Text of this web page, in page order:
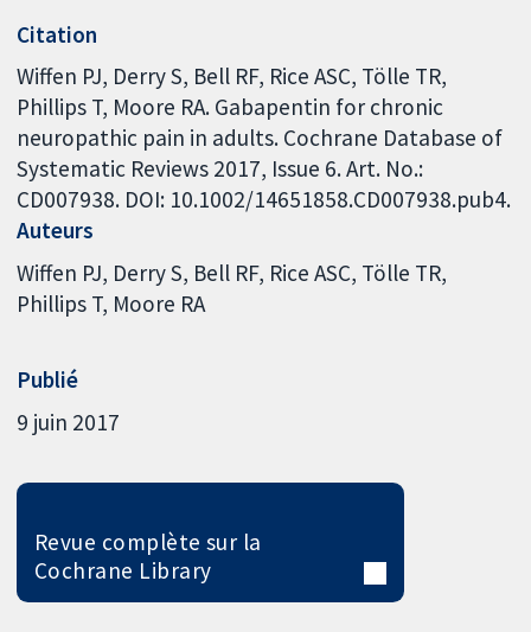
Citation
Wiffen PJ, Derry S, Bell RF, Rice ASC, Tölle TR,
Phillips T, Moore RA. Gabapentin for chronic
neuropathic pain in adults. Cochrane Database of
Systematic Reviews 2017, Issue 6. Art. No.:
CD007938. DOI: 10.1002/14651858.CD007938.pub4.
Auteurs
Wiffen PJ Derry S Bell RF Rice ASC Tölle TR
Phillips T Moore RA
Publié
9 juin 2017
Revue complète sur la
Cochrane Library